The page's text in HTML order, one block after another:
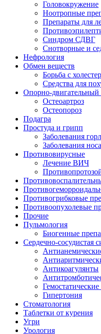
Головокружение
Ноотропные
Препараты для
Синдром СДВГ
Снотворные и
Нефрология
Обмен веществ
Борьба с
Средства для
Опорно-двигательный
Остеоартроз
Остеопороз
Подагра
Простуда и грипп
Заболевания
Заболевания носа
Противовирусные
Лечение ВИЧ
Противогрибковые
Противоопухолевые
Прочие
Пульмология
Биогенные
Сердечно-сосудистая
Антикоагулянты
Гемостатические
Гипертония
Стоматология
Таблетки от курения
Угри
Урология